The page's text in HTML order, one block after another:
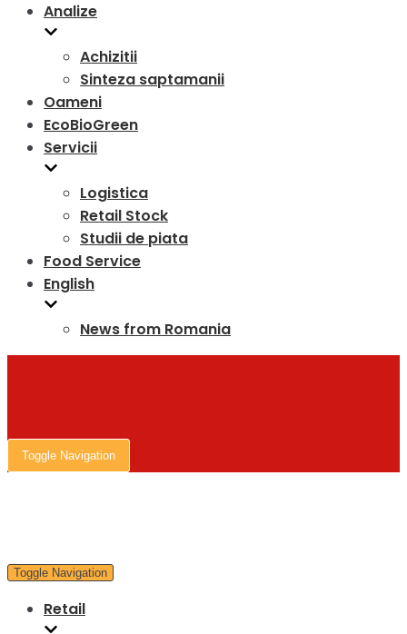
Analize
Achizitii
Sinteza saptamanii
Oameni
EcoBioGreen
Servicii
Logistica
Retail Stock
Studii de piata
Food Service
English
News from Romania
Toggle Navigation
Toggle Navigation
Retail